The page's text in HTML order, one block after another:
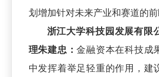
划增加针对未来产业和赛道的前
浙江大学科技园发展有限
理朱建忠：金融资本在科技成
中发挥着举足轻重的作用，建